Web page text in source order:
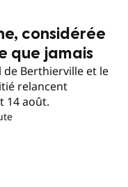
considérée
que jamais
de Berthierville et le
relancent
14 août.